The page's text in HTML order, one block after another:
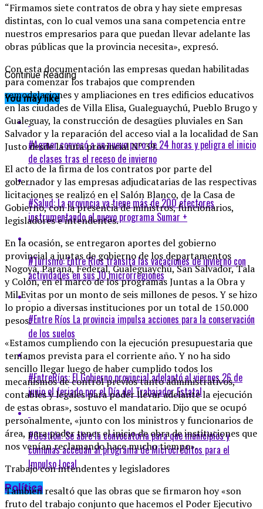
“Firmamos siete contratos de obra y hay siete empresas
distintas, con lo cual vemos una sana competencia entre
nuestros empresarios para que puedan llevar adelante las
obras públicas que la provincia necesita», expresó.
Con esta documentación las empresas quedan habilitadas
para comenzar los trabajos que comprenden
remodelaciones y ampliaciones en tres edificios educativos
en las ciudades de Villa Elisa, Gualeguaychú, Pueblo Brugo y
Gualeguay, la construcción de desagües pluviales en San
Salvador y la reparación del acceso vial a la localidad de San
Justo desde la ruta provincial Nº 39.
El acto de la firma de los contratos por parte del
gobernador y las empresas adjudicatarias de las respectivas
licitaciones se realizó en el Salón Blanco, de la Casa de
Gobierno, con la presencia de ministros, funcionarios,
legisladores e intendentes.
En la ocasión, se entregaron aportes del gobierno
provincial a juntas de gobierno de los departamentos
Nogoyá, Paraná, Federal, Gualeguaychú, San Salvador, Tala
y Colón, en el marco de los programas Juntas a la Obra y
Mil Evitas por un monto de seis millones de pesos. Y se hizo
lo propio a diversas instituciones por un total de 150.000
pesos.
«Estamos cumpliendo con la ejecución presupuestaria que
teníamos prevista para el corriente año. Y no ha sido
sencillo llegar luego de haber cumplido todos los
mecanismos de control previos tanto administrativos,
contables y legales para poder llevar adelante la ejecución
de estas obras», sostuvo el mandatario. Dijo que se ocupó
personalmente, «junto con los ministros y funcionarios de
área, para poder tener el inicio de obra de instituciones que
nos venían reclamando hace mucho tiempo».
Trabajo con intendentes y legisladores
También resaltó que las obras que se firmaron hoy «son
fruto del trabajo conjunto que hacemos el Poder Ejecutivo
Continue Reading
You may like
#Agmer convocó a un nuevo paro de 24 horas y peligra el inicio
de clases tras el receso de invierno
#Salud: La provincia ya tiene más de 200 efectores
instrumentando el nuevo programa Sumar +
#Turismo: Entre Ríos transita las vacaciones de invierno con
actividades en sus 10 microrregiones
#Entre Ríos La provincia impulsa acciones para la conservación
de los suelos
#EntreRíos: El Gobierno provincial adelantó al viernes 26 de
junio el feriado por el Día del Trabajador Estatal
#Gestión: Se abre la convocatoria para que municipios y
comunas accedan al programa de Microcréditos para el
Impulso Local
Política